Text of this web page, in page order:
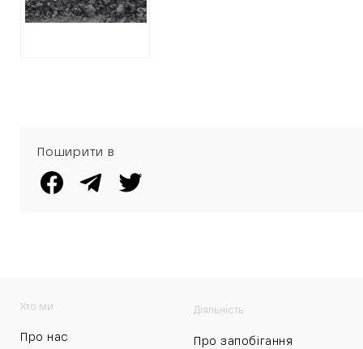
СПЕЦІАЛІЗУЄТЬСЯ
НА ПОСТАВКАХ З
Поширити в
Хто ми
Про нас
Діяльність
Про запобігання